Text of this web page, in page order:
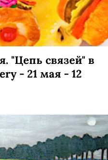
"Цепь связей" в
- 21 мая - 12